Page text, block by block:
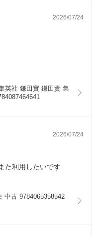
2026/07/24
英社 鎌田實 鎌田實 集
2026/07/24
た利用したいです
中古 9784065358542